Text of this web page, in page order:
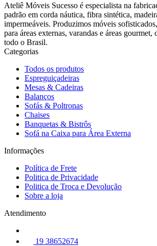
Ateliê Móveis Sucesso é especialista na
padrão em corda náutica, fibra sintética,
impermeáveis. Produzimos móveis
para áreas externas, varandas e áreas gourmet,
todo o Brasil.
Categorias
Todos os produtos
Espreguiçadeiras
Mesas & Cadeiras
Balanços
Sofás & Poltronas
Chaises
Banquetas & Bistrôs
Sofá na Caixa para Área Externa
Informações
Política de Frete
Politica de Privacidade
Politica de Troca e Devolução
Sobre a loja
Atendimento
19 38652674